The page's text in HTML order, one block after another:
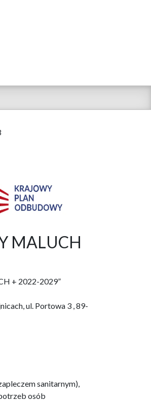
MALUCH
+ 2022-2029”
ul. Portowa 3 , 89-
sanitarnym),
osób